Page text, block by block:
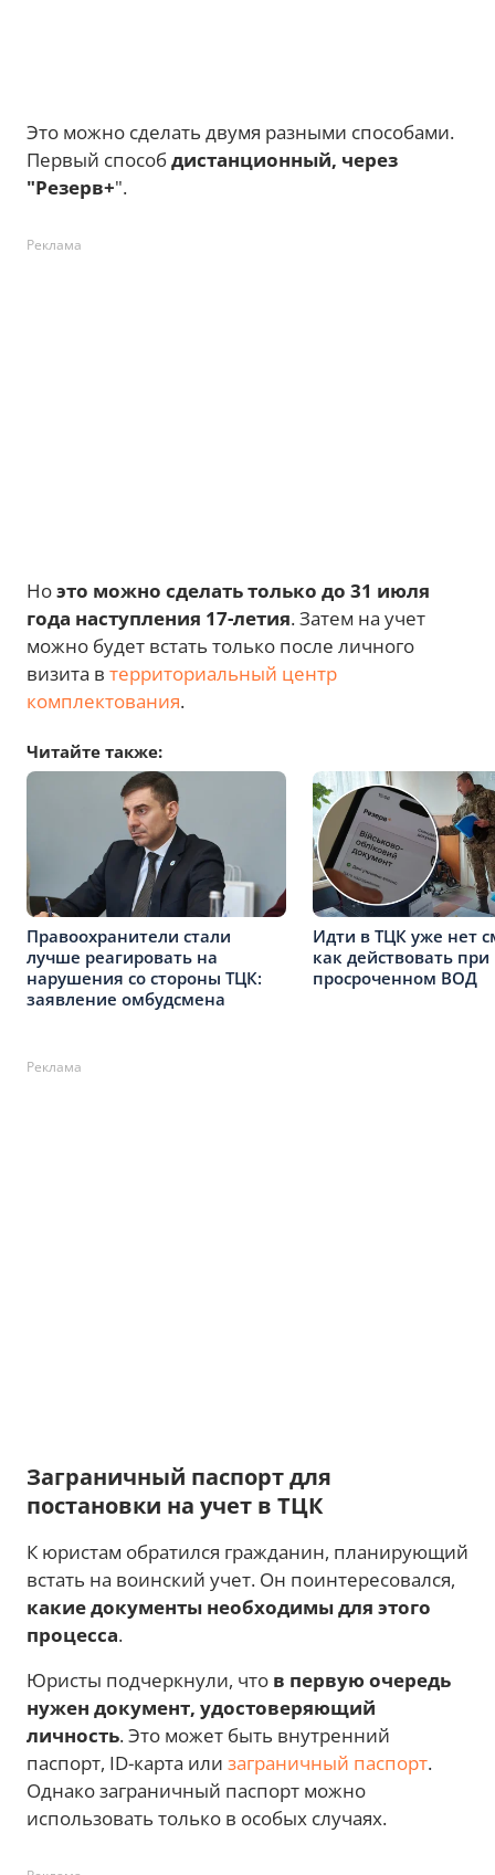
Это можно сделать двумя разными способами.
Первый способдистанционный, через
"Резерв+".
Реклама
Ноэто можно сделать только до 31 июля
года наступления 17-летия. Затем на учет
можно будет встать только после личного
визита в территориальный центр
комплектования.
Читайте также:
Правоохранители стали
лучше реагировать на
нарушения со стороны ТЦК:
заявление омбудсмена
Идти в ТЦК уже нет
как действовать при
просроченном ВОД
Реклама
Заграничный паспорт для
постановки на учет в ТЦК
К юристам обратился гражданин, планирующий
встать на воинский учет. Он поинтересовался,
какие документы необходимы для этого
процесса.
Юристы подчеркнули, что в первую очередь
нужен документ, удостоверяющий
личность. Это может быть внутренний
паспорт, ID-карта или заграничный паспорт.
Однако заграничный паспорт можно
использовать только в особых случаях.